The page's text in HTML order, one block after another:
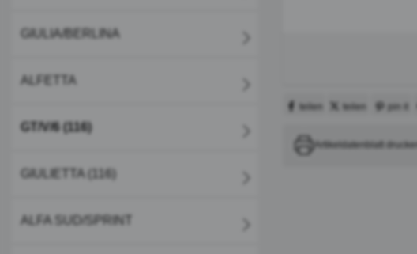
GIULIA/BERLINA
ALFETTA
GT/V/6 (116)
GIULIETTA (116)
ALFA SUD/SPRINT
teilen teilen pin it
Artikeldatenblatt drucken